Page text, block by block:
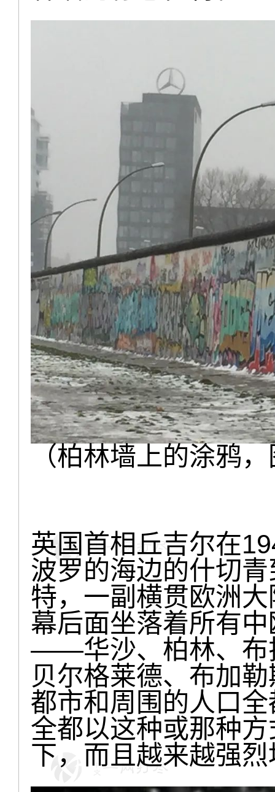
（柏林墙上的涂鸦
英国首相丘吉尔在
波罗的海边的什切
特，一副横贯欧洲
幕后面坐落着所有
——华沙、柏林、布
贝尔格莱德、布加
都市和周围的人口
全都以这种或那种
下，而且越来越强